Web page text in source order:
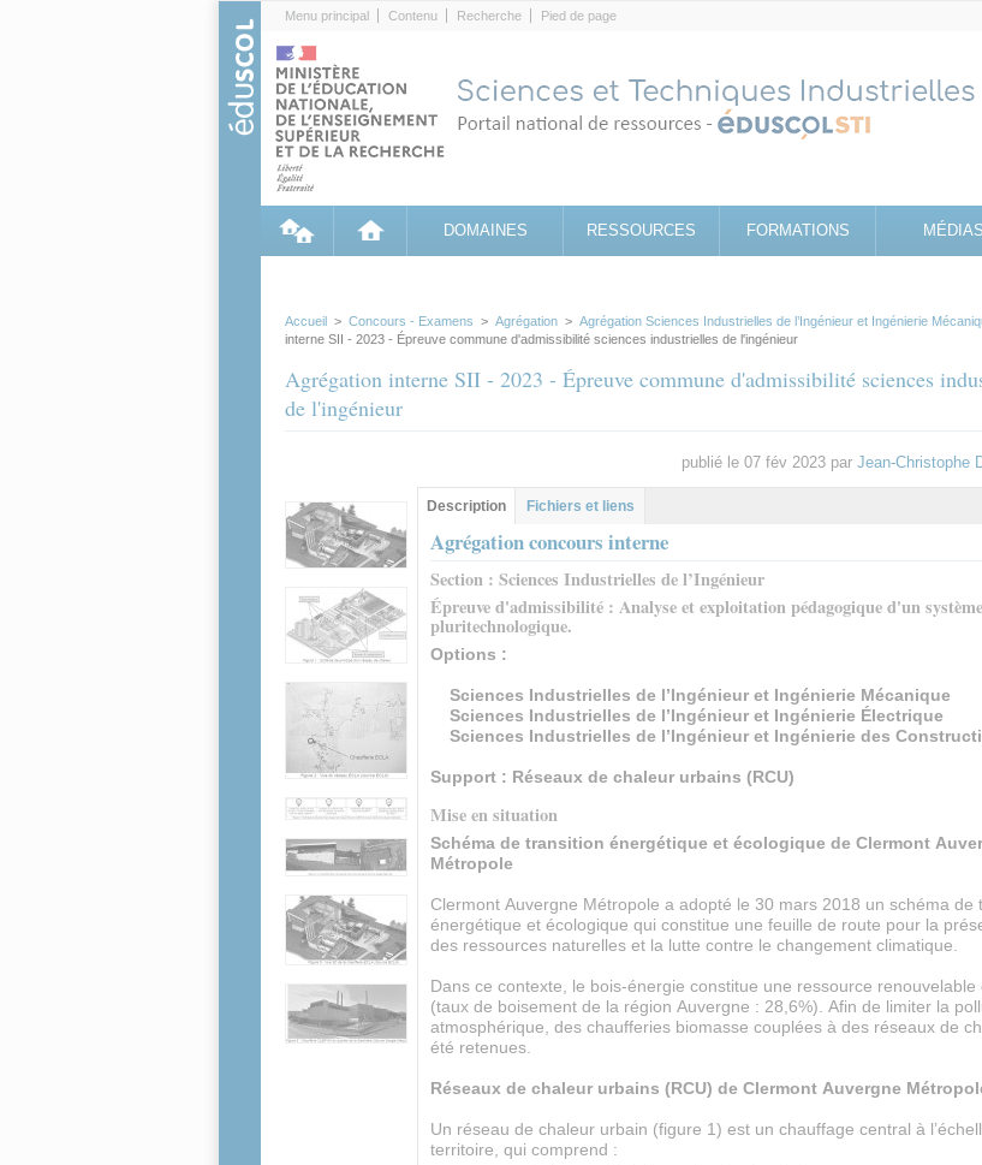
Menu principal Contenu Recherche Pied de page
DOMAINES RESSOURCES FORMATIONS MÉDIAS
Accueil > Concours - Examens > Agrégation > Agrégation Sciences Industrielles de l’Ingénieur et Ingénierie
interne SII - 2023 - Épreuve commune d'admissibilité sciences industrielles de l'ingénieur
Agrégation interne SII - 2023 - Épreuve commune d'admissibilité sciences
de l'ingénieur
publié le 07 fév 2023 par Jean-Christophe
Groupe principal
Description (onglet
actif)
Fichiers et liens
Agrégation concours interne
Section : Sciences Industrielles de l’Ingénieur
Épreuve d'admissibilité : Analyse et exploitation pédagogique d'un système
pluritechnologique.
Options :
Sciences Industrielles de l’Ingénieur et Ingénierie Mécanique
Sciences Industrielles de l’Ingénieur et Ingénierie Électrique
Sciences Industrielles de l’Ingénieur et Ingénierie des
Support : Réseaux de chaleur urbains (RCU)
Mise en situation
Schéma de transition énergétique et écologique de Clermont
Métropole
Clermont Auvergne Métropole a adopté le 30 mars 2018 un schéma de
énergétique et écologique qui constitue une feuille de route pour la
des ressources naturelles et la lutte contre le changement climatique.
Dans ce contexte, le bois-énergie constitue une ressource renouvelable
(taux de boisement de la région Auvergne : 28,6%). Afin de limiter la
atmosphérique, des chaufferies biomasse couplées à des réseaux de
été retenues.
Réseaux de chaleur urbains (RCU) de Clermont Auvergne
Un réseau de chaleur urbain (figure 1) est un chauffage central à
territoire, qui comprend :